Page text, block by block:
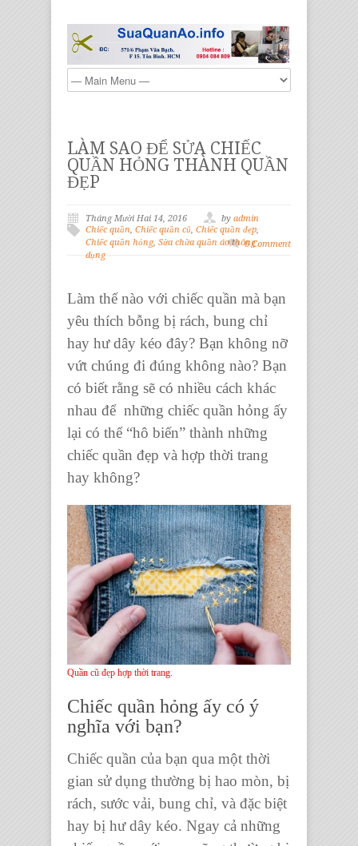
LÀM SAO ĐỂ SỬA CHIẾC
QUẦN HỎNG THÀNH QUẦN
ĐẸP
Tháng Mười Hai 14, 2016 by admin
Chiếc quần, Chiếc quần cũ, Chiếc quần đẹp,
Chiếc quần hỏng, Sửa chữa quần áo thông
dụng
0 Comment
Làm thế nào với chiếc quần mà bạn
yêu thích bỗng bị rách, bung chỉ
hay hư dây kéo đây? Bạn không nỡ
vứt chúng đi đúng không nào? Bạn
có biết rằng sẽ có nhiều cách khác
nhau để những chiếc quần hỏng ấy
lại có thể “hô biến” thành những
chiếc quần đẹp và hợp thời trang
hay không?
Quần cũ đẹp hợp thời trang.
Chiếc quần hỏng ấy có ý
nghĩa với bạn?
Chiếc quần của bạn qua một thời
gian sử dụng thường bị hao mòn, bị
rách, sước vải, bung chỉ, và đặc biệt
hay bị hư dây kéo. Ngay cả những